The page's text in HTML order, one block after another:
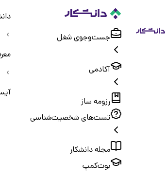
جست‌و‌جوی شغل
آکادمی
رزومه ساز
تست‌های شخصیت‌شناسی
مجله دانشکار
بوت‌کمپ